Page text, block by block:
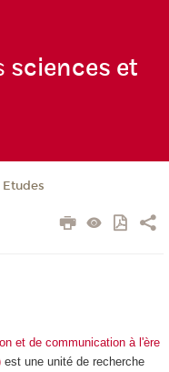
sciences et
Etudes
et de communication à l'ère
est une unité de recherche